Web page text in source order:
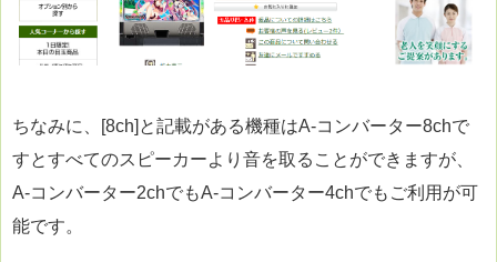
ちなみに、[8ch]と記載がある機種はA-コンバーター8chで
すとすべてのスピーカーより音を取ることができますが、
A-コンバーター2chでもA-コンバーター4chでもご利用が可
能です。